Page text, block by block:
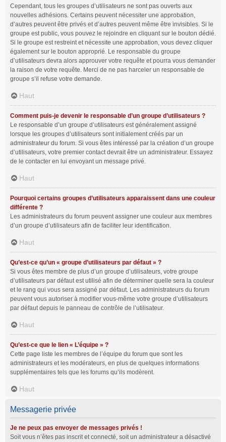
Cependant, tous les groupes d’utilisateurs ne sont pas ouverts aux
nouvelles adhésions. Certains peuvent nécessiter une approbation,
d’autres peuvent être privés et d’autres peuvent même être invisibles. Si le
groupe est public, vous pouvez le rejoindre en cliquant sur le bouton dédié.
Si le groupe est restreint et nécessite une approbation, vous devez cliquer
également sur le bouton approprié. Le responsable du groupe
d’utilisateurs devra alors approuver votre requête et pourra vous demander
la raison de votre requête. Merci de ne pas harceler un responsable de
groupe s’il refuse votre demande.
Haut
Comment puis-je devenir le responsable d’un groupe d’utilisateurs ?
Le responsable d’un groupe d’utilisateurs est généralement assigné
lorsque les groupes d’utilisateurs sont initialement créés par un
administrateur du forum. Si vous êtes intéressé par la création d’un groupe
d’utilisateurs, votre premier contact devrait être un administrateur. Essayez
de le contacter en lui envoyant un message privé.
Haut
Pourquoi certains groupes d’utilisateurs apparaissent dans une couleur
différente ?
Les administrateurs du forum peuvent assigner une couleur aux membres
d’un groupe d’utilisateurs afin de faciliter leur identification.
Haut
Qu’est-ce qu’un « groupe d’utilisateurs par défaut » ?
Si vous êtes membre de plus d’un groupe d’utilisateurs, votre groupe
d’utilisateurs par défaut est utilisé afin de déterminer quelle sera la couleur
et le rang qui vous sera assigné par défaut. Les administrateurs du forum
peuvent vous autoriser à modifier vous-même votre groupe d’utilisateurs
par défaut depuis le panneau de contrôle de l’utilisateur.
Haut
Qu’est-ce que le lien « L’équipe » ?
Cette page liste les membres de l’équipe du forum que sont les
administrateurs et les modérateurs, en plus de quelques informations
supplémentaires tels que les forums qu’ils modèrent.
Haut
Messagerie privée
Je ne peux pas envoyer de messages privés !
Soit vous n’êtes pas inscrit et connecté, soit un administrateur a désactivé